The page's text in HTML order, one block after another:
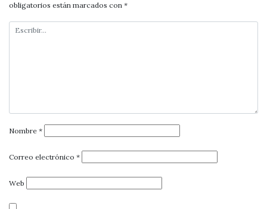
obligatorios están marcados con *
Nombre *
Correo electrónico *
Web